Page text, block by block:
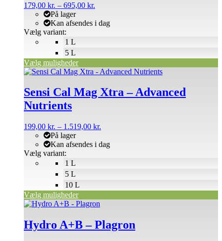
179,00 kr. – 695,00 kr.
til
På lager
Kan afsendes i dag
Vælg variant:
Vælg muligheder
Mulighederne
vælges
på
varesiden
1 L
5 L
Sensi Cal Mag Xtra – Advanced
Nutrients
199,00 kr. – 1.519,00 kr.
til
På lager
Kan afsendes i dag
Vælg variant:
Vælg muligheder
Dette
har
flere
varianter.
kan
vælges
varesiden
1 L
5 L
10 L
Hydro A+B – Plagron
Dette
har
flere